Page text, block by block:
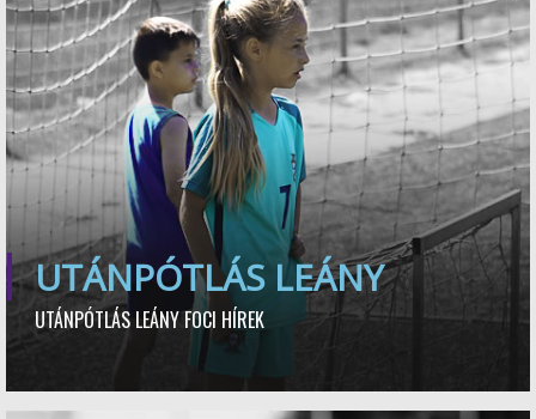
UTÁNPÓTLÁS LEÁNY
UTÁNPÓTLÁS LEÁNY FOCI HÍREK